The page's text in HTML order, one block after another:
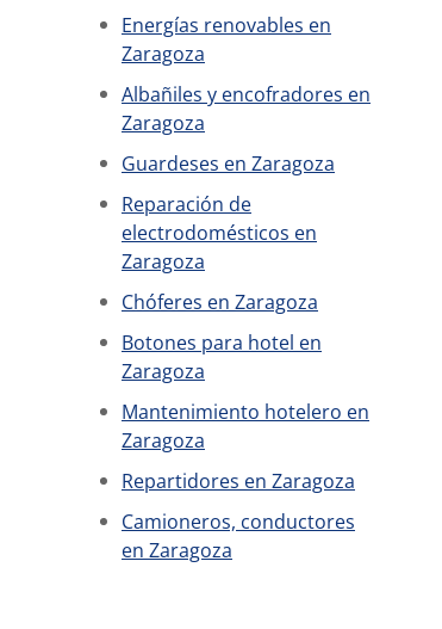
Energías renovables en
Zaragoza
Albañiles y encofradores en
Zaragoza
Guardeses en Zaragoza
Reparación de
electrodomésticos en
Zaragoza
Chóferes en Zaragoza
Botones para hotel en
Zaragoza
Mantenimiento hotelero en
Zaragoza
Repartidores en Zaragoza
Camioneros, conductores
en Zaragoza